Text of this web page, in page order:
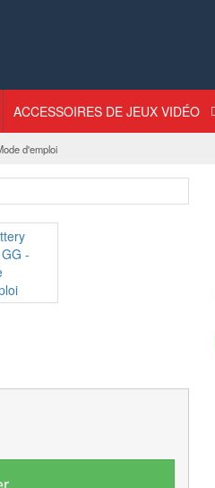
ACCESSOIRES DE JEUX VIDÉO
d'emploi